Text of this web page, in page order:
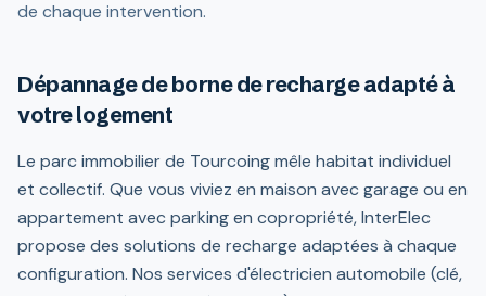
de chaque intervention.
Dépannage de borne de recharge adapté à
votre logement
Le parc immobilier de Tourcoing mêle habitat individuel
et collectif. Que vous viviez en maison avec garage ou en
appartement avec parking en copropriété, InterElec
propose des solutions de recharge adaptées à chaque
configuration. Nos services d'électricien automobile (clé,